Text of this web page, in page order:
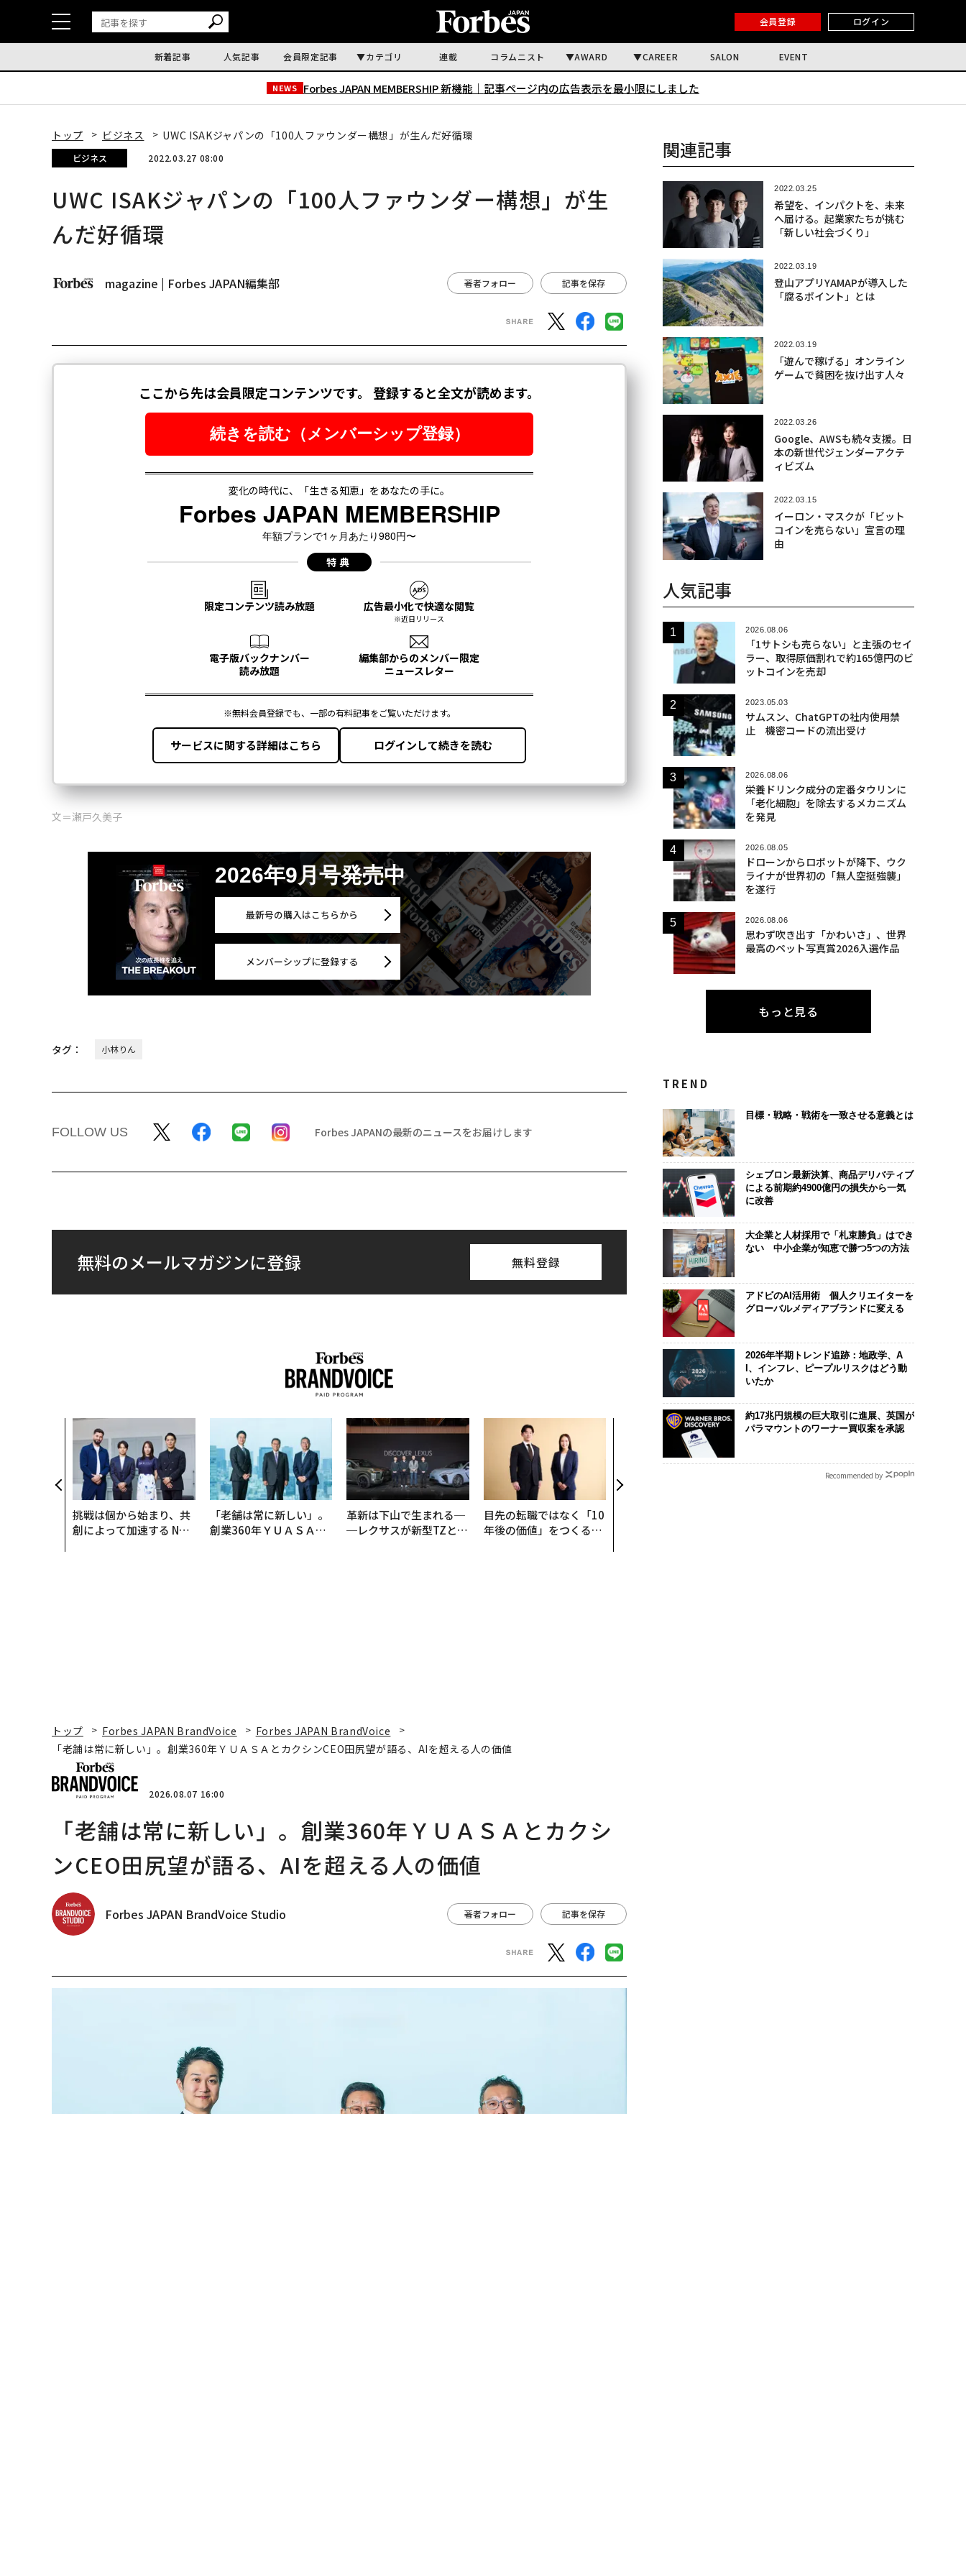
会員登録 ログイン
新着記事 人気記事 会員限定記事 カテゴリ 連載 コラムニスト AWARD CAREER SALON EVENT
NEWS Forbes JAPAN MEMBERSHIP 新機能｜ 記事ページ内の広告表示を最小限にしました
トップ ビジネス UWC ISAKジャパンの「100人ファウンダー構想」が生んだ好循環
ビジネス 2022.03.27 08:00
UWC ISAKジャパンの「100人ファウンダー構想」が生
んだ好循環
magazine | Forbes JAPAN編集部 著者フォロー 記事を保存
文＝瀬戸久美子
2026年9月号発売中
最新号の購入はこちらから
メンバーシップに登録する
タグ： 小林りん
FOLLOW US Forbes JAPANの最新のニュースをお届けします
無料のメールマガジンに登録 無料登録
挑戦は個から始まり、共
創によって加速する NOR
「老舗は常に新しい」。
創業360年ＹＵＡＳＡと
革新は下山で生まれる─
─レクサスが新型TZとE
目先の転職ではなく「10
年後の価値」をつくる─
「誠実さ」は競争力にな
るか──WEOYモナコで
見た、くら寿司の経営哲
学
〈7.25(土)開催〉5年後
あるか。トップエグゼク
ティブのキャリアに触れ
内製化こそ、
ジーズが実践
代ファームの
関連記事
2022.03.25
希望を、インパクトを、未来
へ届ける。起業家たちが挑む
「新しい社会づくり」
2022.03.19
登山アプリYAMAPが導入した
「腐るポイント」とは
2022.03.19
「遊んで稼げる」オンライン
ゲームで貧困を抜け出す人々
2022.03.26
Google、AWSも続々支援。日
本の新世代ジェンダーアクテ
ィビズム
2022.03.15
イーロン・マスクが「ビット
コインを売らない」宣言の理
由
人気記事
2026.08.06
「1サトシも売らない」と主張のセイ
ラー、取得原価割れで約165億円のビ
ットコインを売却
2023.05.03
サムスン、ChatGPTの社内使用禁
止 機密コードの流出受け
2026.08.06
栄養ドリンク成分の定番タウリンに
「老化細胞」を除去するメカニズム
を発見
2026.08.05
ドローンからロボットが降下、ウク
ライナが世界初の「無人空挺強襲」
を遂行
2026.08.06
思わず吹き出す「かわいさ」、世界
最高のペット写真賞2026入選作品
もっと見る
TREND
目標・戦略・戦術を一致させる意義とは
シェブロン最新決算、商品デリバティブ
による前期約4900億円の損失から一気
に改善
大企業と人材採用で「札束勝負」はでき
ない 中小企業が知恵で勝つ5つの方法
アドビのAI活用術 個人クリエイターを
グローバルメディアブランドに変える
2026年半期トレンド追跡：地政学、A
I、インフレ、ピープルリスクはどう動
いたか
約17兆円規模の巨大取引に進展、英国が
パラマウントのワーナー買収案を承認
Recommended by
トップ Forbes JAPAN BrandVoice
Forbes JAPAN BrandVoice
「老舗は常に新しい」。創業360年ＹＵＡＳＡとカクシンCEO田尻望が語る、AIを超える人の価値
2026.08.07 16:00
「老舗は常に新しい」。創業360年ＹＵＡＳＡとカクシ
ンCEO田尻望が語る、AIを超える人の価値
Forbes JAPAN BrandVoice Studio 著者フォロー 記事を保存